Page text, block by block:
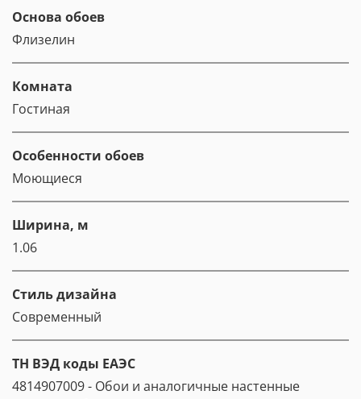
Основа обоев
Флизелин
Комната
Гостиная
Особенности обоев
Моющиеся
Ширина, м
1.06
Стиль дизайна
Современный
ТН ВЭД коды ЕАЭС
4814907009 - Обои и аналогичные настенные